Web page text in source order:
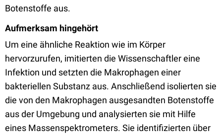
Botenstoffe aus.
Aufmerksam hingehört
Um eine ähnliche Reaktion wie im Körper
hervorzurufen, imitierten die Wissenschaftler eine
Infektion und setzten die Makrophagen einer
bakteriellen Substanz aus. Anschließend isolierten sie
die von den Makrophagen ausgesandten Botenstoffe
aus der Umgebung und analysierten sie mit Hilfe
eines Massenspektrometers. Sie identifizierten über